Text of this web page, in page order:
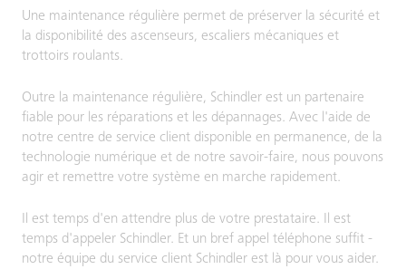
Une maintenance régulière permet de préserver la sécurité et
la disponibilité des ascenseurs, escaliers mécaniques et
trottoirs roulants.
Outre la maintenance régulière, Schindler est un partenaire
fiable pour les réparations et les dépannages. Avec l'aide de
notre centre de service client disponible en permanence, de la
technologie numérique et de notre savoir-faire, nous pouvons
agir et remettre votre système en marche rapidement.
Il est temps d'en attendre plus de votre prestataire. Il est
temps d'appeler Schindler. Et un bref appel téléphone suffit -
notre équipe du service client Schindler est là pour vous aider.